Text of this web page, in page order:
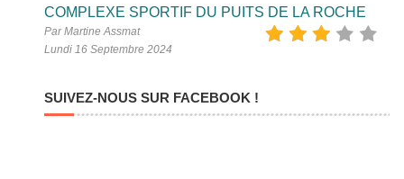
COMPLEXE SPORTIF DU PUITS DE LA ROCHE
Par Martine Assmat
Lundi 16 Septembre 2024
SUIVEZ-NOUS SUR FACEBOOK !